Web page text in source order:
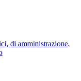
di amministrazione,